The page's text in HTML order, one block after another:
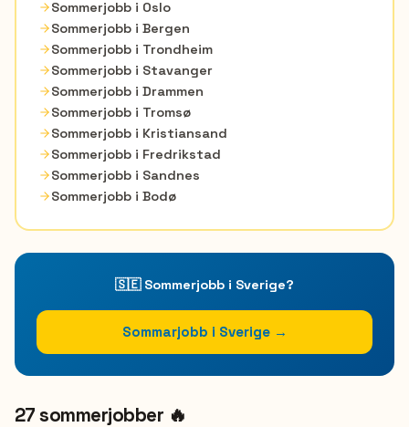
27 sommerjobber 🔥
Sommerjobb i Oslo
Sommerjobb i Bergen
Sommerjobb i Trondheim
Sommerjobb i Stavanger
Sommerjobb i Drammen
Sommerjobb i Tromsø
Sommerjobb i Kristiansand
Sommerjobb i Fredrikstad
Sommerjobb i Sandnes
Sommerjobb i Bodø
🇸🇪 Sommerjobb i Sverige?
Sommarjobb i Sverige →